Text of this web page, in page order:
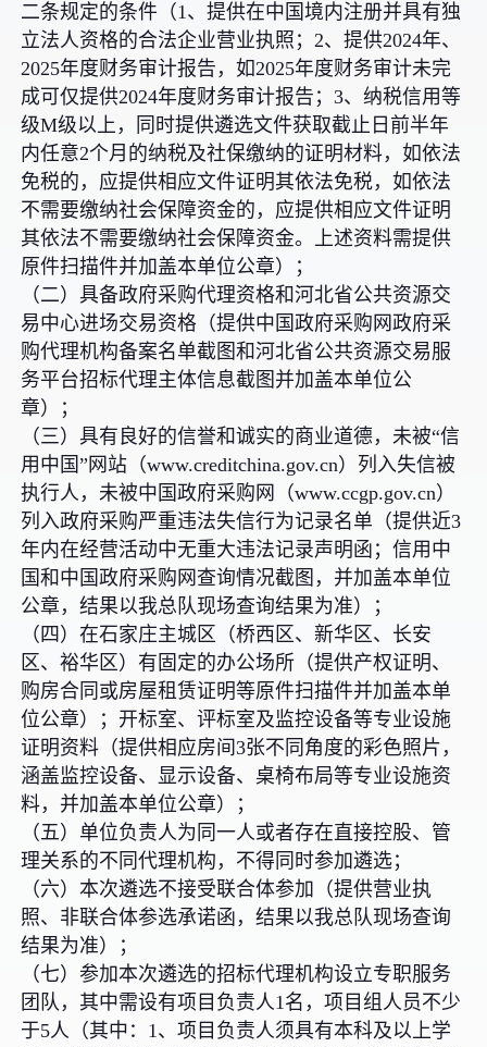
二条规定的条件（1、提供在中国境内注册并具有独
立法人资格的合法企业营业执照；2、提供2024年、
2025年度财务审计报告，如2025年度财务审计未完
成可仅提供2024年度财务审计报告；3、纳税信用等
级M级以上，同时提供遴选文件获取截止日前半年
内任意2个月的纳税及社保缴纳的证明材料，如依法
免税的，应提供相应文件证明其依法免税，如依法
不需要缴纳社会保障资金的，应提供相应文件证明
其依法不需要缴纳社会保障资金。上述资料需提供
原件扫描件并加盖本单位公章）；
（二）具备政府采购代理资格和河北省公共资源交
易中心进场交易资格（提供中国政府采购网政府采
购代理机构备案名单截图和河北省公共资源交易服
务平台招标代理主体信息截图并加盖本单位公
章）；
（三）具有良好的信誉和诚实的商业道德，未被“信
用中国”网站（www.creditchina.gov.cn）列入失信被
执行人，未被中国政府采购网（www.ccgp.gov.cn）
列入政府采购严重违法失信行为记录名单（提供近3
年内在经营活动中无重大违法记录声明函；信用中
国和中国政府采购网查询情况截图，并加盖本单位
公章，结果以我总队现场查询结果为准）；
（四）在石家庄主城区（桥西区、新华区、长安
区、裕华区）有固定的办公场所（提供产权证明、
购房合同或房屋租赁证明等原件扫描件并加盖本单
位公章）；开标室、评标室及监控设备等专业设施
证明资料（提供相应房间3张不同角度的彩色照片，
涵盖监控设备、显示设备、桌椅布局等专业设施资
料，并加盖本单位公章）；
（五）单位负责人为同一人或者存在直接控股、管
理关系的不同代理机构，不得同时参加遴选；
（六）本次遴选不接受联合体参加（提供营业执
照、非联合体参选承诺函，结果以我总队现场查询
结果为准）；
（七）参加本次遴选的招标代理机构设立专职服务
团队，其中需设有项目负责人1名，项目组人员不少
于5人（其中：1、项目负责人须具有本科及以上学